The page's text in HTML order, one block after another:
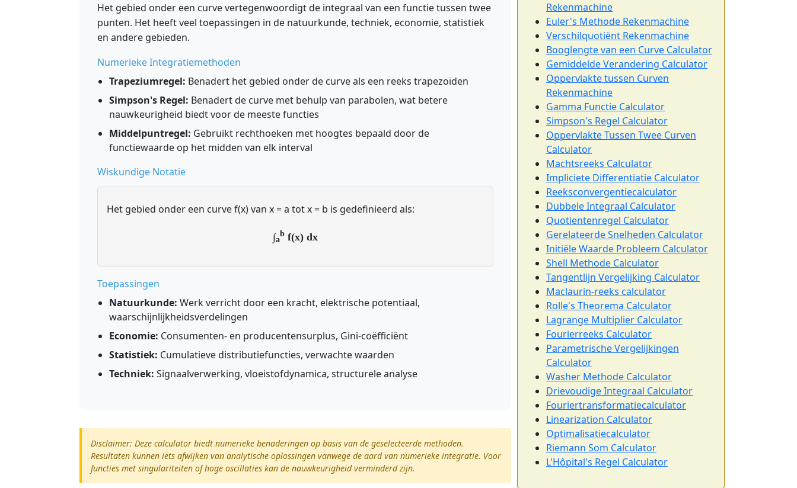
Het gebied onder een curve vertegenwoordigt de integraal van een functie tussen twee
punten. Het heeft veel toepassingen in de natuurkunde, techniek, economie, statistiek
en andere gebieden.
Numerieke Integratiemethoden
Trapeziumregel: Benadert het gebied onder de curve als een reeks trapezoïden
Simpson's Regel: Benadert de curve met behulp van parabolen, wat betere
nauwkeurigheid biedt voor de meeste functies
Middelpuntregel: Gebruikt rechthoeken met hoogtes bepaald door de
functiewaarde op het midden van elk interval
Wiskundige Notatie
Het gebied onder een curve f(x) van x = a tot x = b is gedefinieerd als:
∫a
b f(x) dx
Toepassingen
Natuurkunde: Werk verricht door een kracht, elektrische potentiaal,
waarschijnlijkheidsverdelingen
Economie: Consumenten- en producentensurplus, Gini-coëfficiënt
Statistiek: Cumulatieve distributiefuncties, verwachte waarden
Techniek: Signaalverwerking, vloeistofdynamica, structurele analyse
Disclaimer: Deze calculator biedt numerieke benaderingen op basis van de geselecteerde methoden.
Resultaten kunnen iets afwijken van analytische oplossingen vanwege de aard van numerieke integratie. Voor
functies met singulariteiten of hoge oscillaties kan de nauwkeurigheid verminderd zijn.
Rekenmachine
Euler's Methode Rekenmachine
Verschilquotiënt Rekenmachine
Booglengte van een Curve Calculator
Gemiddelde Verandering Calculator
Oppervlakte tussen Curven
Rekenmachine
Gamma Functie Calculator
Simpson's Regel Calculator
Oppervlakte Tussen Twee Curven
Calculator
Machtsreeks Calculator
Impliciete Differentiatie Calculator
Reeksconvergentiecalculator
Dubbele Integraal Calculator
Quotientenregel Calculator
Gerelateerde Snelheden Calculator
Initiële Waarde Probleem Calculator
Shell Methode Calculator
Tangentlijn Vergelijking Calculator
Maclaurin-reeks calculator
Rolle's Theorema Calculator
Lagrange Multiplier Calculator
Fourierreeks Calculator
Parametrische Vergelijkingen
Calculator
Washer Methode Calculator
Drievoudige Integraal Calculator
Fouriertransformatiecalculator
Linearization Calculator
Optimalisatiecalculator
Riemann Som Calculator
L'Hôpital's Regel Calculator